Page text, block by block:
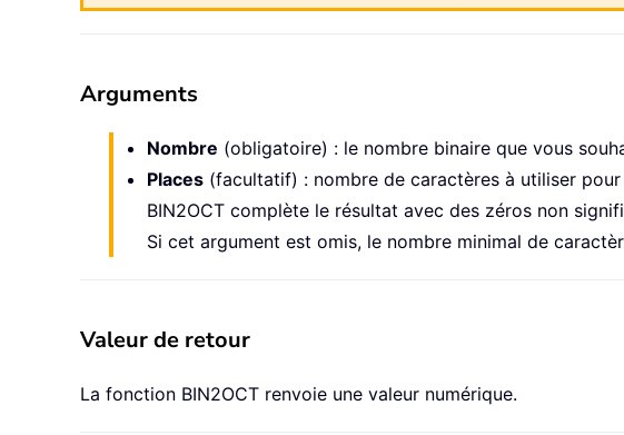
Arguments
Nombre (obligatoire) : le nombre binaire que vous
Places (facultatif) : nombre de caractères à utiliser
BIN2OCT complète le résultat avec des zéros non
Si cet argument est omis, le nombre minimal de
Valeur de retour
La fonction BIN2OCT renvoie une valeur numérique.